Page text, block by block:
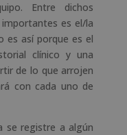
Entre dichos
es el/la
es así porque es el
clínico y una
de lo que arrojen
con cada uno de
se registre a algún